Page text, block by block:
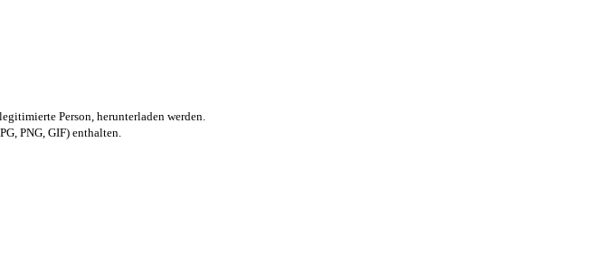
Person, herunterladen werden.
PNG, GIF) enthalten.